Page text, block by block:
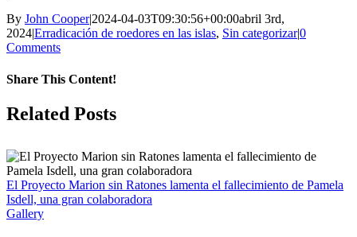
By John Cooper|2024-04-03T09:30:56+00:00abril 3rd,
2024|Erradicación de roedores en las islas, Sin categorizar|0
Comments
Share This Content!
Facebook
X
LinkedIn
WhatsApp
Tumblr
Pinterest
Email
Related Posts
El Proyecto Marion sin Ratones lamenta el fallecimiento de Pamela
Isdell, una gran colaboradora
Gallery